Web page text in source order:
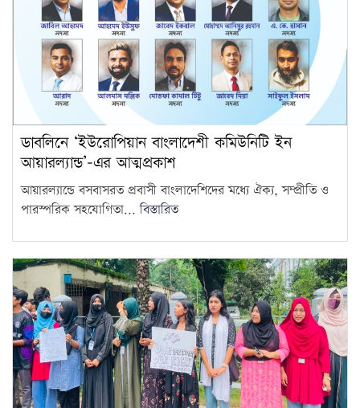
15
৫ আগস্ট ঘিরে দেশজুড়ে কঠোর
নিরাপত্তা ব্যবস্থা
ডাবলিনে ‘ইউরোপিয়ান বাংলাদেশী কমিউনিটি ইন
আয়ারল্যান্ড’-এর আত্মপ্রকাশ
আয়ারল্যান্ডে বসবাসরত প্রবাসী বাংলাদেশিদের মধ্যে ঐক্য, সম্প্রীতি ও
পারস্পরিক সহযোগিতা...বিস্তারিত